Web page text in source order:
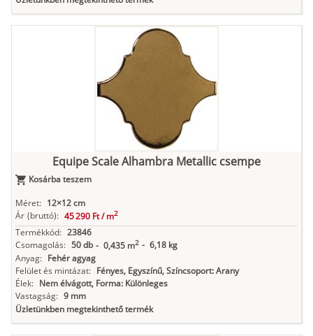
Equipe Scale Alhambra Metallic csempe
Kosárba teszem
Méret: 12×12 cm
Ár (bruttó): 45 290 Ft /m2
Termékkód: 23846
Csomagolás: 50 db - 0,435 m2 - 6,18 kg
Anyag: Fehér agyag
Felület és mintázat: Fényes, Egyszínű, Színcsoport: Arany
Élek: Nem élvágott, Forma: Különleges
Vastagság: 9 mm
Üzletünkben megtekinthető termék